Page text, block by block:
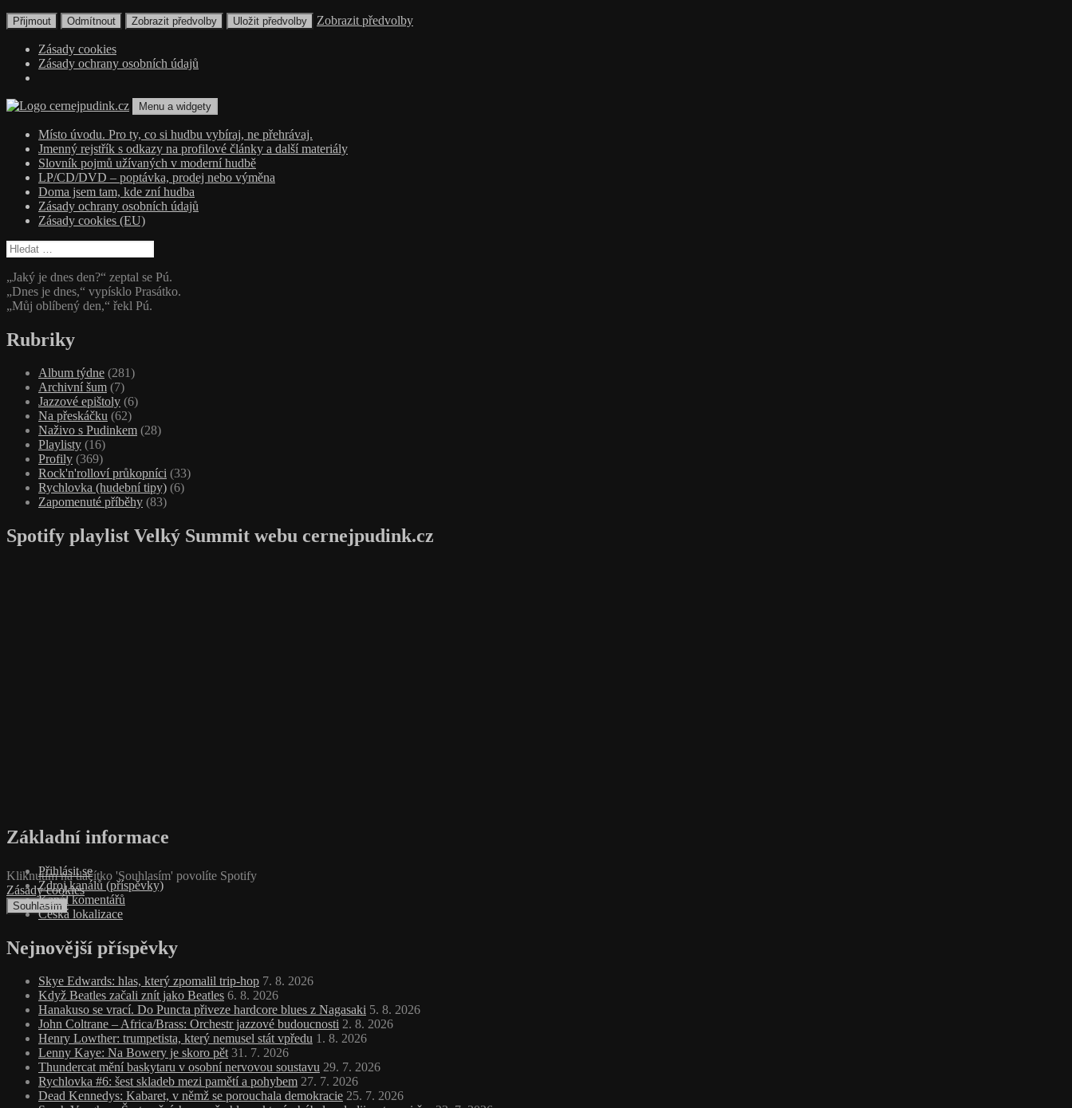
Přijmout Odmítnout Zobrazit předvolby Uložit předvolby Zobrazit předvolby
Zásady cookies
Zásady ochrany osobních údajů
Přejít
obsahu
webu
cernejpudink.cz
Hudební magazín o zapomenutých příbězích, jazzu, alternativě a albech s hlubším kontextem
Menu a widgety
Místo úvodu. Pro ty, co si hudbu vybíraj, ne přehrávaj.
Jmenný rejstřík s odkazy na profilové články a další materiály
Slovník pojmů užívaných v moderní hudbě
LP/CD/DVD – poptávka, prodej nebo výměna
Doma jsem tam, kde zní hudba
Zásady ochrany osobních údajů
Zásady cookies (EU)
Vyhledávání
„Jaký je dnes den?“ zeptal se Pú.
„Dnes je dnes,“ vypísklo Prasátko.
„Můj oblíbený den,“ řekl Pú.
Rubriky
Album týdne (281)
Archivní šum (7)
Jazzové epištoly (6)
Na přeskáčku (62)
Naživo s Pudinkem (28)
Playlisty (16)
Profily (369)
Rock'n'rolloví průkopníci (33)
Rychlovka (hudební tipy) (6)
Zapomenuté příběhy (83)
Spotify playlist Velký Summit webu cernejpudink.cz
Kliknutím na tlačítko 'Souhlasím' povolíte Spotify
Zásady cookies
Souhlasím
Základní informace
Přihlásit se
Zdroj kanálů (příspěvky)
Kanál komentářů
Česká lokalizace
Nejnovější příspěvky
Skye Edwards: hlas, který zpomalil trip‑hop 7. 8. 2026
Když Beatles začali znít jako Beatles 6. 8. 2026
Hanakuso se vrací. Do Puncta přiveze hardcore blues z Nagasaki 5. 8. 2026
John Coltrane – Africa/Brass: Orchestr jazzové budoucnosti 2. 8. 2026
Henry Lowther: trumpetista, který nemusel stát vpředu 1. 8. 2026
Lenny Kaye: Na Bowery je skoro pět 31. 7. 2026
Thundercat mění baskytaru v osobní nervovou soustavu 29. 7. 2026
Rychlovka #6: šest skladeb mezi pamětí a pohybem 27. 7. 2026
Dead Kennedys: Kabaret, v němž se porouchala demokracie 25. 7. 2026